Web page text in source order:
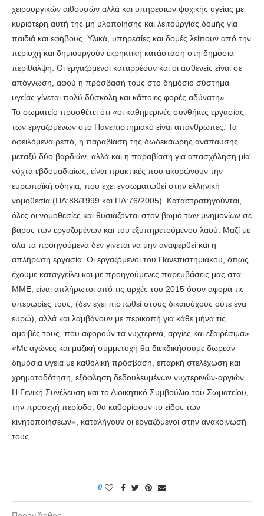
χειρουργικών αιθουσών αλλά και υπηρεσιών ψυχικής υγείας με
κυριότερη αυτή της μη υλοποίησης και λειτουργίας δομής για
παιδιά και εφήβους. Υλικά, υπηρεσίες και δομές λείπουν από την
περιοχή και δημιουργούν εκρηκτική κατάσταση στη δημόσια
περίθαλψη. Οι εργαζόμενοι καταρρέουν και οι ασθενείς είναι σε
απόγνωση, αφού η πρόσβασή τους στο δημόσιο σύστημα
υγείας γίνεται πολύ δύσκολη και κάποιες φορές αδύνατη».
Το σωματείο προσθέτει ότι «οι καθημερινές συνθήκες εργασίας
των εργαζομένων στο Πανεπιστημιακό είναι απάνθρωπες. Τα
οφειλόμενα ρεπό, η παραβίαση της δωδεκάωρης ανάπαυσης
μεταξύ δύο βαρδιών, αλλά και η παραβίαση για απασχόληση μία
νύχτα εβδομαδιαίως, είναι πρακτικές που ακυρώνουν την
ευρωπαϊκή οδηγία, που έχει ενσωματωθεί στην ελληνική
νομοθεσία (ΠΔ:88/1999 και ΠΔ:76/2005). Καταστρατηγούνται,
όλες οι νομοθεσίες και θυσιάζονται στον βωμό των μνημονίων σε
βάρος των εργαζομένων και του εξυπηρετούμενου λαού. Μαζί με
όλα τα προηγούμενα δεν γίνεται να μην αναφερθεί και η
απλήρωτη εργασία. Οι εργαζόμενοι του Πανεπιστημιακού, όπως
έχουμε καταγγείλει και με προηγούμενες παρεμβάσεις μας στα
ΜΜΕ, είναι απλήρωτοι από τις αρχές του 2015 όσον αφορά τις
υπερωρίες τους, (δεν έχει πιστωθεί στους δικαιούχους ούτε ένα
ευρώ), αλλά και λαμβάνουν με περικοπή για κάθε μήνα τις
αμοιβές τους, που αφορούν τα νυχτερινά, αργίες και εξαιρέσιμα».
«Με αγώνες και μαζική συμμετοχή θα διεκδικήσουμε δωρεάν
δημόσια υγεία με καθολική πρόσβαση, επαρκή στελέχωση και
χρηματοδότηση, εξόφληση δεδουλευμένων νυχτερινών-αργιών.
Η Γενική Συνέλευση και το Διοικητικό Συμβούλιο του Σωματείου,
την προσεχή περίοδο, θα καθορίσουν το είδος των
κινητοποιήσεων», καταλήγουν οι εργαζόμενοι στην ανακοίνωσή
τους
0